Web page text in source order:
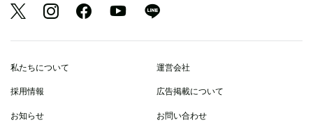
私たちについて 運営会社
採用情報 広告掲載について
お知らせ お問い合わせ